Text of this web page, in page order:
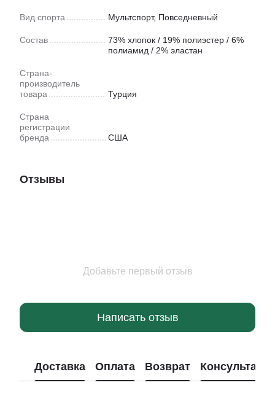
Вид спорта Мультспорт, Повседневный
Состав
73% хлопок / 19% полиэстер / 6%
полиамид / 2% эластан
Страна-
производитель
товара
Турция
Страна
регистрации
бренда
США
Отзывы
Добавьте первый отзыв
Написать отзыв
Доставка Оплата Возврат